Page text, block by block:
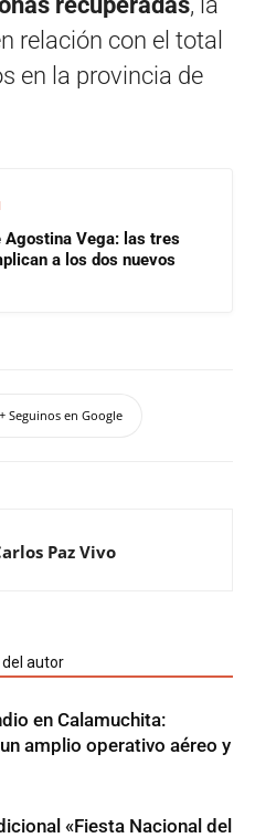
relación con el total
en la provincia de
Agostina Vega: las tres
a los dos nuevos
+ Seguinos en Google
Paz Vivo
del autor
en Calamuchita:
amplio operativo aéreo y
«Fiesta Nacional del